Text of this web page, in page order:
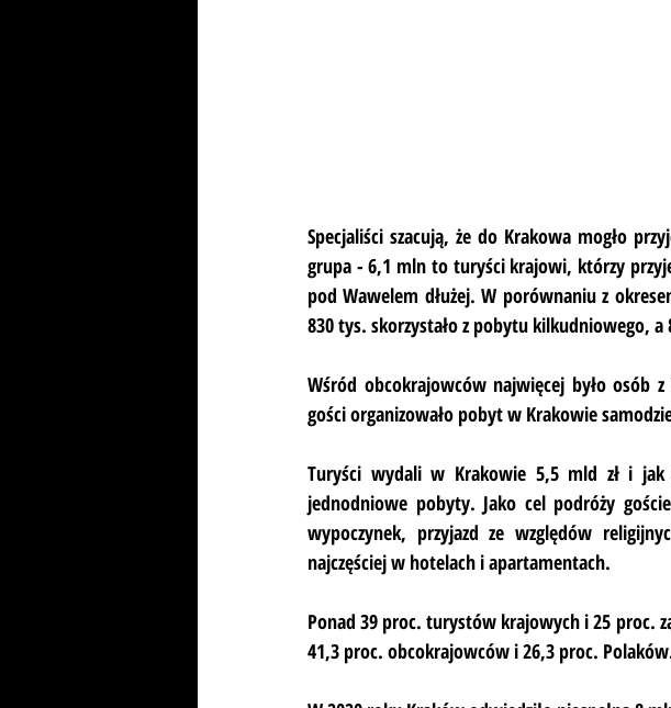
Specjaliści szacują, że do Krakowa mogło
grupa - 6,1 mln to turyści krajowi, którzy
pod Wawelem dłużej. W porównaniu z
830 tys. skorzystało z pobytu kilkudniowego,
Wśród obcokrajowców najwięcej było osób
gości organizowało pobyt w Krakowie
Turyści wydali w Krakowie 5,5 mld zł i jak
jednodniowe pobyty. Jako cel podróży
wypoczynek, przyjazd ze względów
najczęściej w hotelach i apartamentach.
Ponad 39 proc. turystów krajowych i 25 proc.
41,3 proc. obcokrajowców i 26,3 proc.